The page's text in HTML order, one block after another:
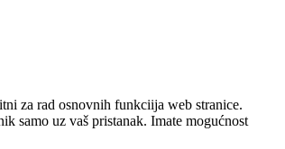
za rad osnovnih funkciija web stranice.
samo uz vaš pristanak. Imate mogućnost